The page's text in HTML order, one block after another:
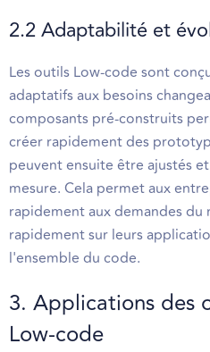
2.2 Adaptabilité et
Les outils Low-code sont
adaptatifs aux besoins
composants pré-construits
créer rapidement des
peuvent ensuite être ajustés
mesure. Cela permet aux
rapidement aux demandes
rapidement sur leurs
l'ensemble du code.
3. Applications des
Low-code